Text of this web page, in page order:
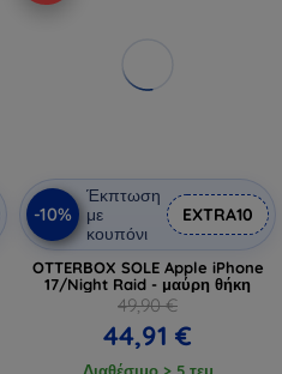
-10%
Έκπτωση
με
κουπόνι
EXTRA10
OTTERBOX SOLE Apple iPhone
17/Night Raid - μαύρη θήκη
49,90 €
44,91 €
Διαθέσιμο > 5 τεμ